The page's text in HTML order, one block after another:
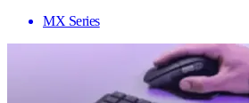
MX Series